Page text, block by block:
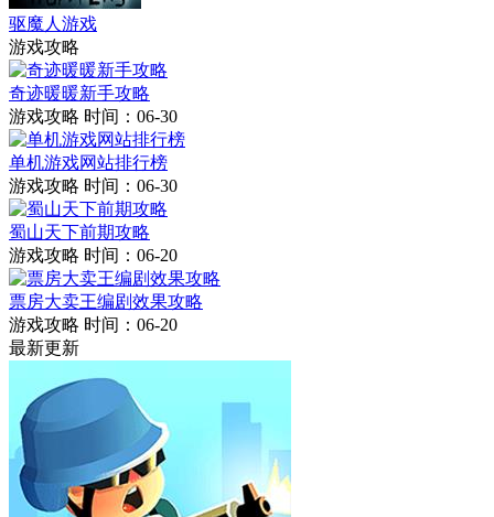
驱魔人游戏
游戏攻略
奇迹暖暖新手攻略
游戏攻略 时间：06-30
单机游戏网站排行榜
游戏攻略 时间：06-30
蜀山天下前期攻略
游戏攻略 时间：06-20
票房大卖王编剧效果攻略
游戏攻略 时间：06-20
最新更新